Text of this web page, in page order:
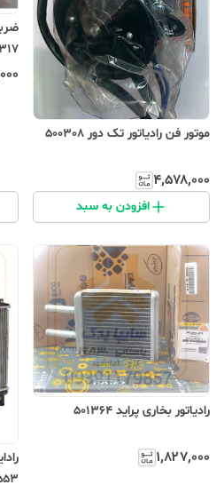
موتور فن رادیاتور تک دور 500308
۴٬۵۷۸٬۰۰۰
افزودن به سبد
رادیاتور بخاری پراید 501364
۱٬۸۲۷٬۰۰۰